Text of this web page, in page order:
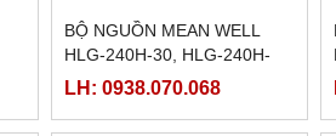
BỘ NGUỒN MEAN WELL
HLG-240H-30, HLG-240H-
30A,HLG-240H-30B,HLG-
LH: 0938.070.068